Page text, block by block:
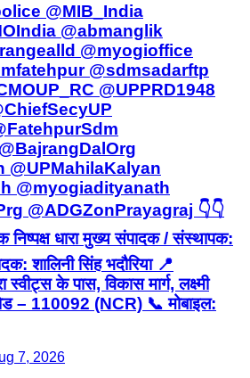
@MIB_India
@abmanglik
@myogioffice
@sdmsadarftp
@UPPRD1948
@UPMahilaKalyan
@myogiadityanath
@ADGZonPrayagraj 👇👇
धारा मुख्य संपादक / संस्थापक:
शालिनी सिंह भदौरिया 📍
स्वीट्स के पास, विकास मार्ग, लक्ष्मी
– 110092 (NCR) 📞 मोबाइल:
7, 2026